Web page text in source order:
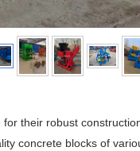
their robust
concrete blocks of